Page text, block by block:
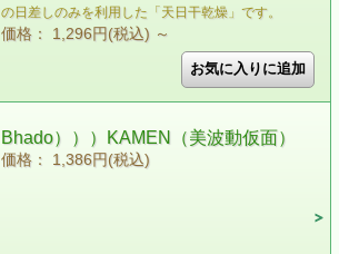
の日差しのみを利用した「天日干乾燥」です。
価格： 1,296円(税込) ～
Bhado）））KAMEN（美波動仮面）
価格： 1,386円(税込)